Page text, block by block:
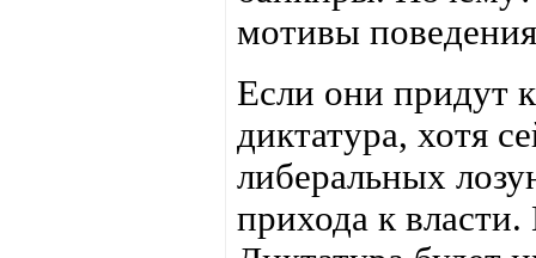
мотивы
Если они придут к
диктатура, хотя
либеральных
прихода к